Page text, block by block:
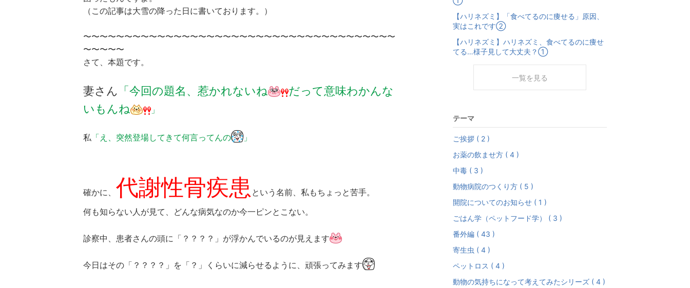
（この記事は大雪の降った日に書いております。）
〜〜〜〜〜〜〜〜〜〜〜〜〜〜〜〜〜〜〜〜〜〜〜〜〜〜〜〜〜〜〜〜〜〜〜〜〜〜
〜〜〜〜〜
さて、本題です。
妻さん 「今回の題名、惹かれないね
だって意味わかんな
いもんね
」
私 「え、突然登場してきて何言ってんの 」
確かに、 代謝性骨疾患 という名前、私もちょっと苦手。
何も知らない人が見て、どんな病気なのか今一ピンとこない。
診察中、患者さんの頭に「？？？？」が浮かんでいるのが見えます
今日はその「？？？？」を「？」くらいに減らせるように、頑張ってみます
【ハリネズミ】「食べてるのに痩せる」原因、
実はこれです②
【ハリネズミ】ハリネズミ、食べてるのに痩せ
てる…様子見して大丈夫？①
一覧を見る
テーマ
ご挨拶 ( 2 )
お薬の飲ませ方 ( 4 )
中毒 ( 3 )
動物病院のつくり方 ( 5 )
開院についてのお知らせ ( 1 )
ごはん学（ペットフード学） ( 3 )
番外編 ( 43 )
寄生虫 ( 4 )
ペットロス ( 4 )
動物の気持ちになって考えてみたシリーズ ( 4 )